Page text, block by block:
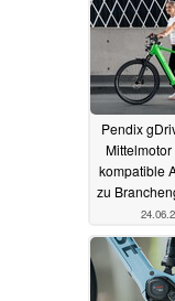
Pendix
kompatible
zu